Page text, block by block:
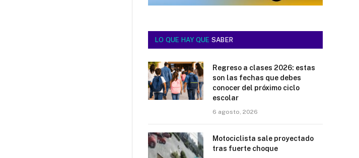
LO QUE HAY QUE SABER
Regreso a clases 2026: estas
son las fechas que debes
conocer del próximo ciclo
escolar
6 agosto, 2026
Motociclista sale proyectado
tras fuerte choque